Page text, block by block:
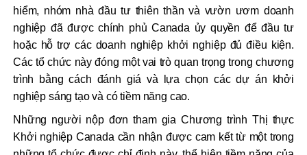
hiểm, nhóm nhà đầu tư thiên thần và vườn ươm doanh
nghiệp đã được chính phủ Canada ủy quyền để đầu tư
hoặc hỗ trợ các doanh nghiệp khởi nghiệp đủ điều kiện.
Các tổ chức này đóng một vai trò quan trọng trong chương
trình bằng cách đánh giá và lựa chọn các dự án khởi
nghiệp sáng tạo và có tiềm năng cao.
Những người nộp đơn tham gia Chương trình Thị thực
Khởi nghiệp Canada cần nhận được cam kết từ một trong